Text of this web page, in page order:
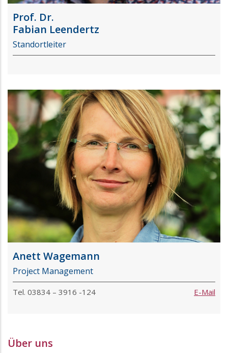
Prof. Dr.
Fabian Leendertz
Standortleiter
Anett Wagemann
Project Management
Tel. 03834 – 3916 -124 E-Mail
Über uns